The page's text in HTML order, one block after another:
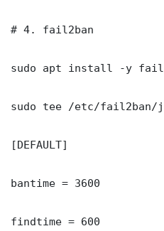
# 4. fail2ban
sudo apt install -y
sudo tee /etc/
[DEFAULT]
bantime = 3600
findtime = 600